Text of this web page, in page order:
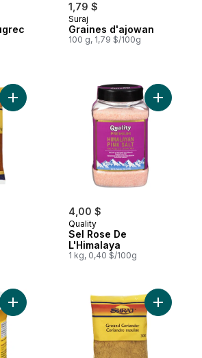
1,79 $
Suraj
Graines d'ajowan
100 g, 1,79 $/100g
Ajouter Paprika au panier
4,00 $
Quality
Sel Rose De
L'Himalaya
1 kg, 0,40 $/100g
Ajouter Ghee desi au panier Ajouter